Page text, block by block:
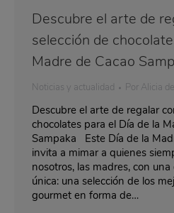
Descubre el arte de
selección de
Madre de Cacao
Noticias y actualidad Por Alicia
Descubre el arte de regalar
chocolates para el Día de la
Sampaka Este Día de la
invita a mimar a quienes
nosotros, las madres, con
única: una selección de los
gourmet en forma de…